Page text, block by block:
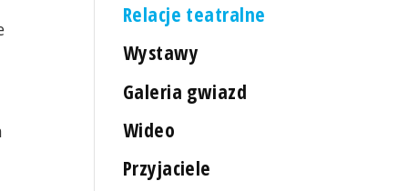
Relacje teatralne
Wystawy
Galeria gwiazd
Wideo
Przyjaciele